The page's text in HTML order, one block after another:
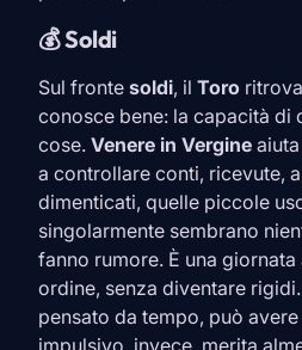
💰 Soldi
Sul fronte soldi, il Toro
conosce bene: la capacità di
cose. Venere in Vergine
a controllare conti, ricevute,
dimenticati, quelle piccole
singolarmente sembrano
fanno rumore. È una
ordine, senza diventare
pensato da tempo, può